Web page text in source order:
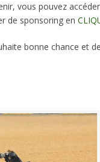
vous pouvez
de sponsoring en
bonne chance et